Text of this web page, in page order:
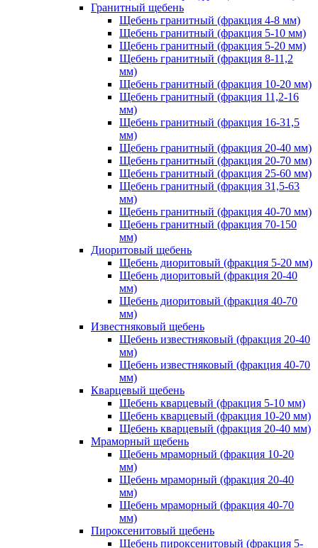
Гранитный щебень
Щебень гранитный (фракция 4-8 мм)
Щебень гранитный (фракция 5-10 мм)
Щебень гранитный (фракция 5-20 мм)
Щебень гранитный (фракция 8-11,2
мм)
Щебень гранитный (фракция 10-20 мм)
Щебень гранитный (фракция 11,2-16
мм)
Щебень гранитный (фракция 16-31,5
мм)
Щебень гранитный (фракция 20-40 мм)
Щебень гранитный (фракция 20-70 мм)
Щебень гранитный (фракция 25-60 мм)
Щебень гранитный (фракция 31,5-63
мм)
Щебень гранитный (фракция 40-70 мм)
Щебень гранитный (фракция 70-150
мм)
Диоритовый щебень
Щебень диоритовый (фракция 5-20 мм)
Щебень диоритовый (фракция 20-40
мм)
Щебень диоритовый (фракция 40-70
мм)
Известняковый щебень
Щебень известняковый (фракция 20-40
мм)
Щебень известняковый (фракция 40-70
мм)
Кварцевый щебень
Щебень кварцевый (фракция 5-10 мм)
Щебень кварцевый (фракция 10-20 мм)
Щебень кварцевый (фракция 20-40 мм)
Мраморный щебень
Щебень мраморный (фракция 10-20
мм)
Щебень мраморный (фракция 20-40
мм)
Щебень мраморный (фракция 40-70
мм)
Пироксенитовый щебень
Щебень пироксенитовый (фракция 5-